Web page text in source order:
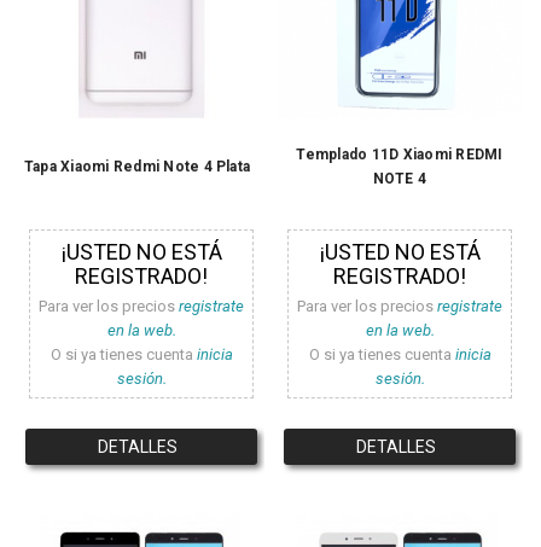
Tapa Xiaomi Redmi Note 4 Plata
¡USTED NO ESTÁ
REGISTRADO!
Para ver los precios registrate
en la web.
O si ya tienes cuenta inicia
sesión.
DETALLES
Templado 11D Xiaomi REDMI
NOTE 4
¡USTED NO ESTÁ
REGISTRADO!
Para ver los precios registrate
en la web.
O si ya tienes cuenta inicia
sesión.
DETALLES